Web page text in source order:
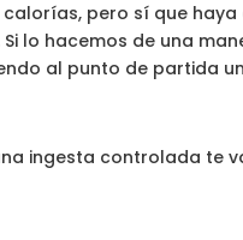
pero sí que
lo hacemos de una
al punto de partida
ingesta controlada te